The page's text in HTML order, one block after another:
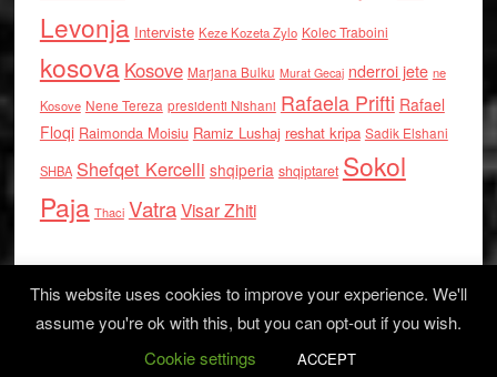
Levonja Interviste Keze Kozeta Zylo Kolec Traboini
kosova Kosove Marjana Bulku Murat Gecaj nderroi jete ne
Kosove Nene Tereza presidenti Nishani Rafaela Prifti Rafael
Floqi Raimonda Moisiu Ramiz Lushaj reshat kripa Sadik Elshani
SHBA Shefqet Kercelli shqiperia shqiptaret Sokol
Paja Thaci VatraVisar Zhiti
Log in
This website uses cookies to improve your experience. We'll
assume you're ok with this, but you can opt-out if you wish.
Cookie settings
ACCEPT